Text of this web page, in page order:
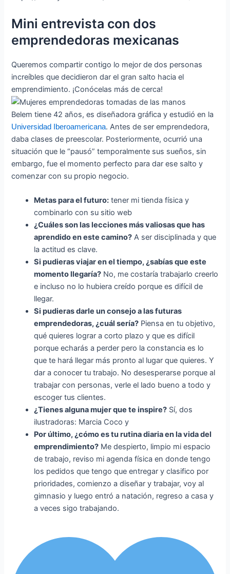
Mini entrevista con dos
emprendedoras mexicanas
Queremos compartir contigo lo mejor de dos personas
increíbles que decidieron dar el gran salto hacia el
emprendimiento. ¡Conócelas más de cerca!
Belem tiene 42 años, es diseñadora gráfica y estudió en la
Universidad Iberoamericana. Antes de ser emprendedora,
daba clases de preescolar. Posteriormente, ocurrió una
situación que le “pausó” temporalmente sus sueños, sin
embargo, fue el momento perfecto para dar ese salto y
comenzar con su propio negocio.
Metas para el futuro: tener mi tienda física y
combinarlo con su sitio web
¿Cuáles son las lecciones más valiosas que has
aprendido en este camino? A ser disciplinada y que
la actitud es clave.
Si pudieras viajar en el tiempo, ¿sabías que este
momento llegaría? No, me costaría trabajarlo creerlo
e incluso no lo hubiera creído porque es difícil de
llegar.
Si pudieras darle un consejo a las futuras
emprendedoras, ¿cuál sería? Piensa en tu objetivo,
qué quieres lograr a corto plazo y que es difícil
porque echarás a perder pero la constancia es lo
que te hará llegar más pronto al lugar que quieres. Y
dar a conocer tu trabajo. No desesperarse porque al
trabajar con personas, verle el lado bueno a todo y
escoger tus clientes.
¿Tienes alguna mujer que te inspire? Sí, dos
ilustradoras: Marcia Coco y
Por último, ¿cómo es tu rutina diaria en la vida del
emprendimiento? Me despierto, limpio mi espacio
de trabajo, reviso mi agenda física en donde tengo
los pedidos que tengo que entregar y clasifico por
prioridades, comienzo a diseñar y trabajar, voy al
gimnasio y luego entró a natación, regreso a casa y
a veces sigo trabajando.